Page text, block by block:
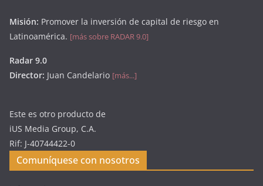
Misión: Promover la inversión de capital de riesgo en
Latinoamérica. [más sobre RADAR 9.0]
Radar 9.0
Director: Juan Candelario [más...]
Este es otro producto de
iUS Media Group, C.A.
Rif: J-40744422-0
Comuníquese con nosotros